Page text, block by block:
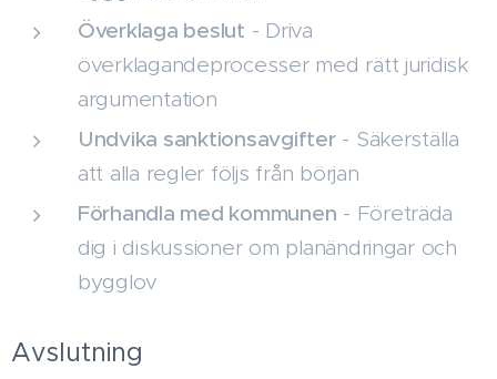
Överklaga beslut - Driva
överklagandeprocesser med rätt juridisk
argumentation
Undvika sanktionsavgifter- Säkerställa
att alla regler följs från början
Förhandla med kommunen - Företräda
dig i diskussioner om planändringar och
bygglov
Avslutning